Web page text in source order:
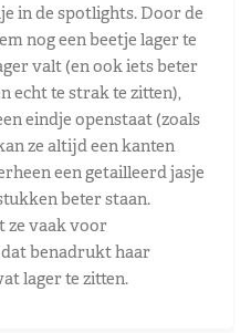
in de spotlights. Door de
nog een beetje lager te
valt (en ook iets beter
echt te strak te zitten),
eindje openstaat (zoals
ze altijd een kanten
een getailleerd jasje
beter staan.
ze vaak voor
benadrukt haar
lager te zitten.